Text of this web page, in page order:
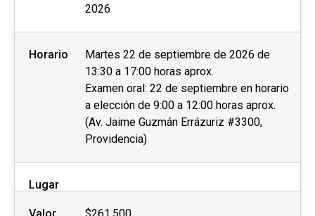
2026
Horario
Martes 22 de septiembre de 2026 de
13:30 a 17:00 horas aprox.
Examen oral: 22 de septiembre en horario
a elección de 9:00 a 12:00 horas aprox.
(Av. Jaime Guzmán Errázuriz #3300,
Providencia)
Lugar